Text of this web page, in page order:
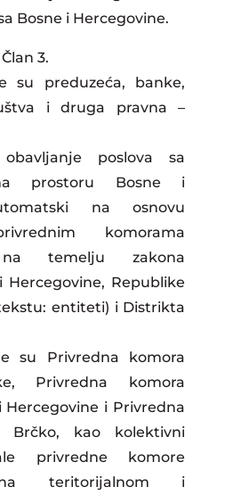
Bosne i Hercegovine.
Član 3.
su preduzeća, banke,
i druga pravna –
poslova sa
prostoru Bosne i
na osnovu
komorama
na temelju zakona
Hercegovine, Republike
entiteti) i Distrikta
su Privredna komora
Privredna komora
Hercegovine i Privredna
Brčko, kao kolektivni
privredne komore
na teritorijalnom i